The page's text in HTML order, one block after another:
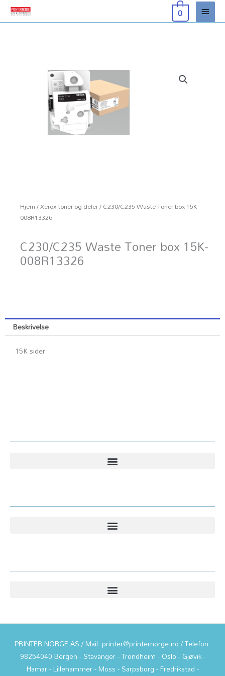
Hopp
rett
til
0
Hjem/Xerox toner og deler/ C230/C235 Waste Toner box 15K-
008R13326
C230/C235 Waste Toner box 15K-
008R13326
Beskrivelse
15K sider
PRINTER NORGE AS / Mail: printer@printernorge.no / Telefon:
98254040 Bergen - Stavanger - Trondheim - Oslo - Gjøvik -
Hamar - Lillehammer - Moss - Sarpsborg - Fredrikstad -